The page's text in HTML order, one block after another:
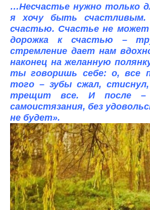
…Несчастье нужно только
я хочу быть
счастью. Счастье не
дорожка к счастью –
стремление дает нам
наконец на желанную
ты говоришь себе: о, все
того – зубы сжал,
трещит все. И после
самоистязания, без
не будет».